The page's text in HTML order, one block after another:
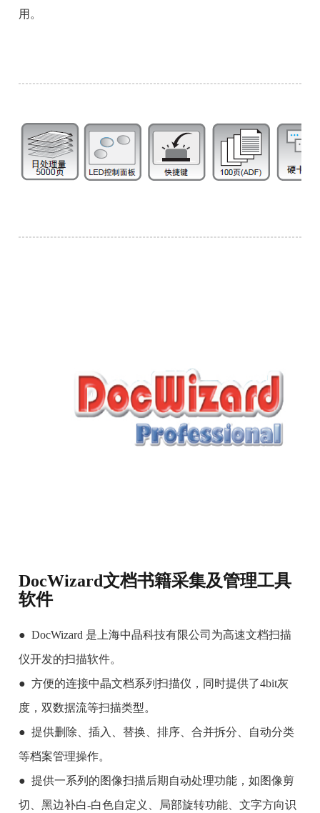
用。
DocWizard文档书籍采集及管理工具
软件
● DocWizard 是上海中晶科技有限公司为高速文档扫描
仪开发的扫描软件。
● 方便的连接中晶文档系列扫描仪，同时提供了4bit灰
度，双数据流等扫描类型。
● 提供删除、插入、替换、排序、合并拆分、自动分类
等档案管理操作。
● 提供一系列的图像扫描后期自动处理功能，如图像剪
切、黑边补白-白色自定义、局部旋转功能、文字方向识